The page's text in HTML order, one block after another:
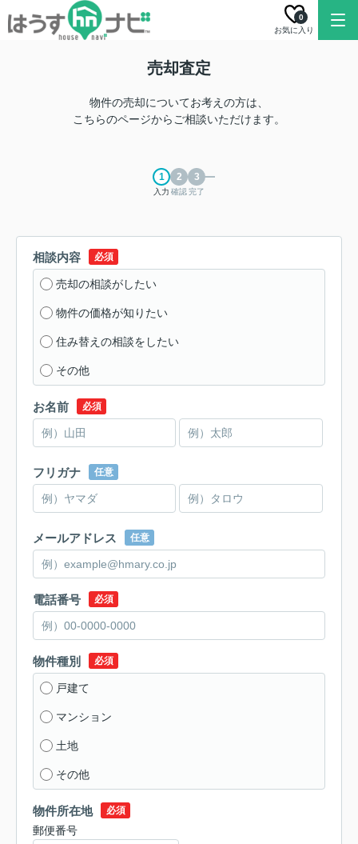
お気に入り
0
売却査定
物件の売却についてお考えの方は、
こちらのページからご相談いただけます。
入力 確認完了
相談内容 必須
売却の相談がしたい
物件の価格が知りたい
住み替えの相談をしたい
その他
お名前 必須
フリガナ 任意
メールアドレス 任意
電話番号 必須
物件種別 必須
戸建て
マンション
土地
その他
物件所在地 必須
郵便番号